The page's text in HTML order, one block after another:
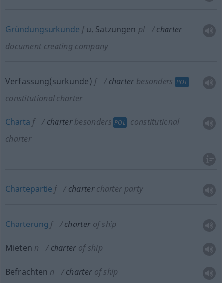
Gründungsurkunde fu. Satzungen pl
charter
document creating company
Verfassung(surkunde) f charter besonders POL
constitutional charter
Charta f charter besonders POL
constitutional
charter
Chartepartie f charter charter party
Charterung f charter of ship
Mieten n charter of ship
Befrachten n charter of ship